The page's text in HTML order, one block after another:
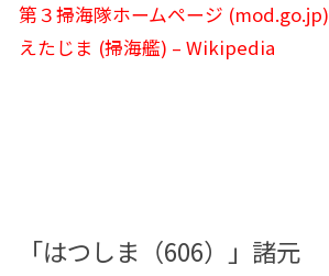
第３掃海隊ホームページ (mod.go.jp)
えたじま (掃海艦) – Wikipedia
「はつしま（606）」諸元